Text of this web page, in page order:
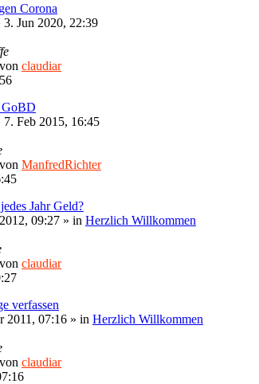
Corona
3. Jun 2020, 22:39
von claudiar
GoBD
7. Feb 2015, 16:45
von ManfredRichter
Jahr Geld?
09:27 » in Herzlich Willkommen
von claudiar
verfassen
2011, 07:16 » in Herzlich Willkommen
von claudiar